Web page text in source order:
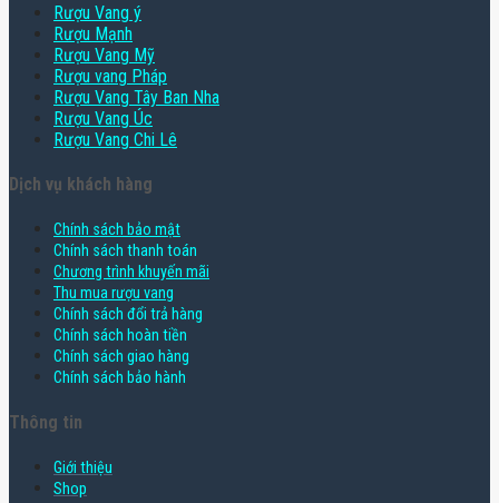
Rượu Vang ý
Rượu Mạnh
Rượu Vang Mỹ
Rượu vang Pháp
Rượu Vang Tây Ban Nha
Rượu Vang Úc
Rượu Vang Chi Lê
Dịch vụ khách hàng
Chính sách bảo mật
Chính sách thanh toán
Chương trình khuyến mãi
Thu mua rượu vang
Chính sách đổi trả hàng
Chính sách hoàn tiền
Chính sách giao hàng
Chính sách bảo hành
Thông tin
Giới thiệu
Shop